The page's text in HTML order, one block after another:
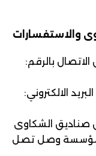
والاستفسارات
بالرقم:
الالكتروني:
صناديق الشكاوى
مؤسسة وصل تصل